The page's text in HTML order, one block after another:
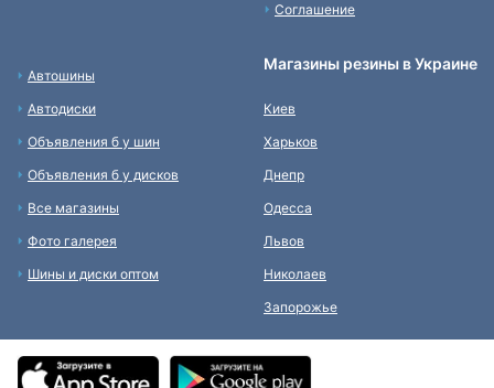
Соглашение
Автошины
Автодиски
Объявления б у шин
Объявления б у дисков
Все магазины
Фото галерея
Шины и диски оптом
Магазины резины в Украине
Киев
Харьков
Днепр
Одесса
Львов
Николаев
Запорожье